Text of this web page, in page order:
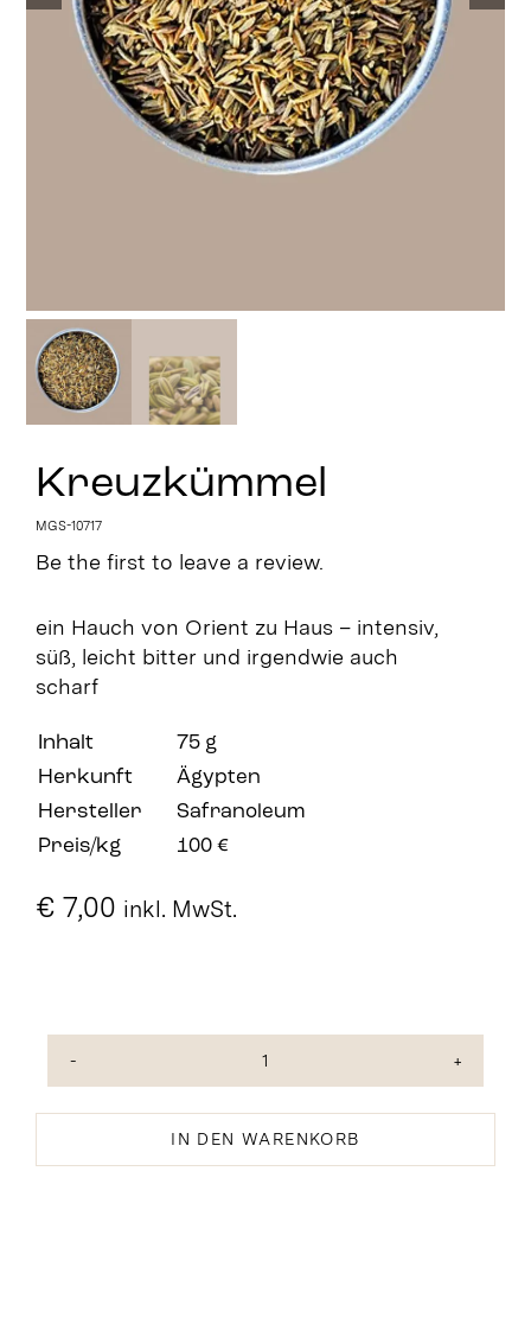
Stay in Touch
Kreuzkümmel
MGS-10717
Be the first to leave a review.
ein Hauch von Orient zu Haus – intensiv,
süß, leicht bitter und irgendwie auch
scharf
Inhalt
75 g
Herkunft
Ägypten
Hersteller
Safranoleum
Preis/kg
100 €
€ 7,00 inkl. MwSt.
Kreuzkümmel
IN DEN WARENKORB